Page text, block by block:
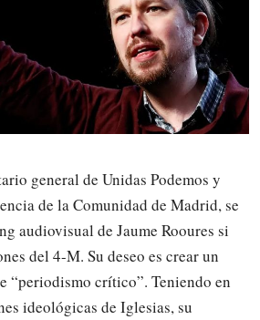
general de Unidas Podemos y
de la Comunidad de Madrid, se
audiovisual de Jaume Rooures si
del 4-M. Su deseo es crear un
“periodismo crítico”. Teniendo en
ideológicas de Iglesias, su